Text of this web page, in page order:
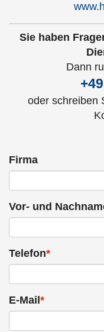
Sie haben
Dann
oder schreiben
Firma
Vor- und
Telefon*
E-Mail *